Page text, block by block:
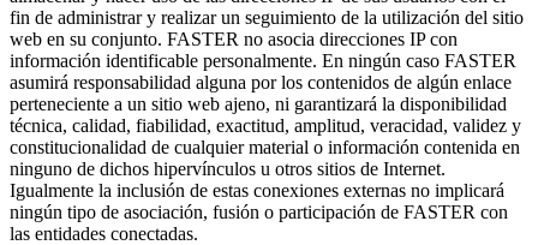
fin de administrar y realizar un seguimiento de la utilización del sitio
web en su conjunto. FASTER no asocia direcciones IP con
información identificable personalmente. En ningún caso FASTER
asumirá responsabilidad alguna por los contenidos de algún enlace
perteneciente a un sitio web ajeno, ni garantizará la disponibilidad
técnica, calidad, fiabilidad, exactitud, amplitud, veracidad, validez y
constitucionalidad de cualquier material o información contenida en
ninguno de dichos hipervínculos u otros sitios de Internet.
Igualmente la inclusión de estas conexiones externas no implicará
ningún tipo de asociación, fusión o participación de FASTER con
las entidades conectadas.